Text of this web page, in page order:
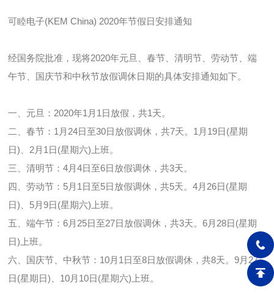
可睦电子(KEM China) 2020年节假日安排通知
经国务院批准，现将2020年元旦、春节、清明节、劳动节、端
午节、国庆节和中秋节放假调休日期的具体安排通知如下。
一、元旦：2020年1月1日放假，共1天。
二、春节：1月24日至30日放假调休，共7天。1月19日(星期
日)、2月1日(星期六)上班。
三、清明节：4月4日至6日放假调休，共3天。
四、劳动节：5月1日至5日放假调休，共5天。4月26日(星期
日)、5月9日(星期六)上班。
五、端午节：6月25日至27日放假调休，共3天。6月28日(星期
日)上班。
六、国庆节、中秋节：10月1日至8日放假调休，共8天。9月27
日(星期日)、10月10日(星期六)上班。